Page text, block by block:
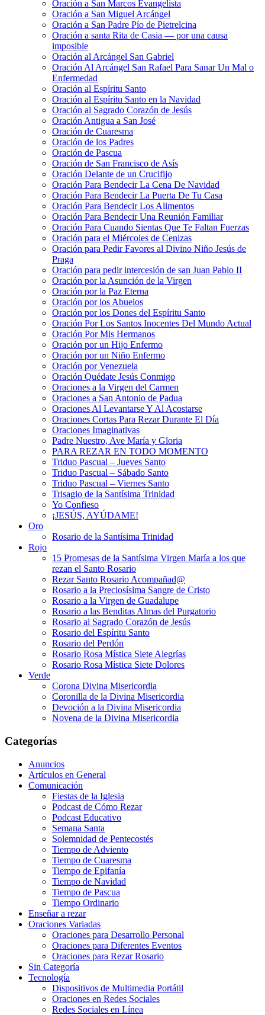
Oración a San Marcos Evangelista
Oración a San Miguel Arcángel
Oración a San Padre Pío de Pietrelcina
Oración a santa Rita de Casia — por una causa
imposible
Oración al Arcángel San Gabriel
Oración Al Arcángel San Rafael Para Sanar Un Mal o
Enfermedad
Oración al Espíritu Santo
Oración al Espíritu Santo en la Navidad
Oración al Sagrado Corazón de Jesús
Oración Antigua a San José
Oración de Cuaresma
Oración de los Padres
Oración de Pascua
Oración de San Francisco de Asís
Oración Delante de un Crucifijo
Oración Para Bendecir La Cena De Navidad
Oración Para Bendecir La Puerta De Tu Casa
Oración Para Bendecir Los Alimentos
Oración Para Bendecir Una Reunión Familiar
Oración Para Cuando Sientas Que Te Faltan Fuerzas
Oración para el Miércoles de Cenizas
Oración para Pedir Favores al Divino Niño Jesús de
Praga
Oración para pedir intercesión de san Juan Pablo II
Oración por la Asunción de la Virgen
Oración por la Paz Eterna
Oración por los Abuelos
Oración por los Dones del Espíritu Santo
Oración Por Los Santos Inocentes Del Mundo Actual
Oración Por Mis Hermanos
Oración por un Hijo Enfermo
Oración por un Niño Enfermo
Oración por Venezuela
Oración Quédate Jesús Conmigo
Oraciones a la Virgen del Carmen
Oraciones a San Antonio de Padua
Oraciones Al Levantarse Y Al Acostarse
Oraciones Cortas Para Rezar Durante El Día
Oraciones Imaginativas
Padre Nuestro, Ave María y Gloria
PARA REZAR EN TODO MOMENTO
Triduo Pascual – Jueves Santo
Triduo Pascual – Sábado Santo
Triduo Pascual – Viernes Santo
Trisagio de la Santísima Trinidad
Yo Confieso
¡JESÚS, AYÚDAME!
Oro
Rosario de la Santísima Trinidad
Rojo
15 Promesas de la Santísima Virgen María a los que
rezan el Santo Rosario
Rezar Santo Rosario Acompañad@
Rosario a la Preciosísima Sangre de Cristo
Rosario a la Virgen de Guadalupe
Rosario a las Benditas Almas del Purgatorio
Rosario al Sagrado Corazón de Jesús
Rosario del Espíritu Santo
Rosario del Perdón
Rosario Rosa Mística Siete Alegrías
Rosario Rosa Mística Siete Dolores
Verde
Corona Divina Misericordia
Coronilla de la Divina Misericordia
Devoción a la Divina Misericordia
Novena de la Divina Misericordia
Categorías
Anuncios
Artículos en General
Comunicación
Fiestas de la Iglesia
Podcast de Cómo Rezar
Podcast Educativo
Semana Santa
Solemnidad de Pentecostés
Tiempo de Adviento
Tiempo de Cuaresma
Tiempo de Epifanía
Tiempo de Navidad
Tiempo de Pascua
Tiempo Ordinario
Enseñar a rezar
Oraciones Variadas
Oraciones para Desarrollo Personal
Oraciones para Diferentes Eventos
Oraciones para Rezar Rosario
Sin Categoría
Tecnología
Dispositivos de Multimedia Portátil
Oraciones en Redes Sociales
Redes Sociales en Línea